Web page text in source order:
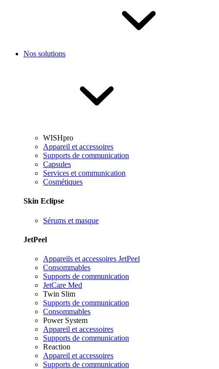
Nos solutions
WISHpro
Appareil et accessoires
Supports de communication
Capsules
Services et communication
Cosmétiques
Skin Eclipse
Sérums et masque
JetPeel
Appareils et accessoires JetPeel
Consommables
Supports de communication
JetCare Med
Twin Slim
Supports de communication
Consommables
Power System
Appareil et accessoires
Supports de communication
Reaction
Appareil et accessoires
Supports de communication